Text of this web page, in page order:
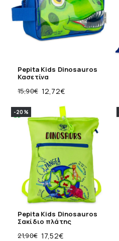
Pepita Kids Dinosauros
Κασετίνα
15,90€ 12,72€
-20%
Pepita Kids Dinosauros
Σακίδιο πλάτης
21,90€ 17,52€